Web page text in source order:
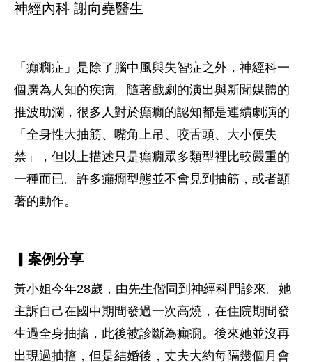
神經內科 謝向堯醫生
「癲癇症」是除了腦中風與失智症之外，神經科一
個廣為人知的疾病。隨著戲劇的演出與新聞媒體的
推波助瀾，很多人對於癲癇的認知都是連續劇演的
「全身性大抽筋、嘴角上吊、咬舌頭、大小便失
禁」，但以上描述只是癲癇眾多類型裡比較嚴重的
一種而已。許多癲癇型態並不會見到抽筋，或者顯
著的動作。
▎案例分享
黃小姐今年28歲，由先生偕同到神經科門診來。她
主訴自己在國中期間發過一次高燒，在住院期間發
生過全身抽搐，此後被診斷為癲癇。後來她並沒再
出現過抽搐，但是結婚後，丈夫大約每隔幾個月會